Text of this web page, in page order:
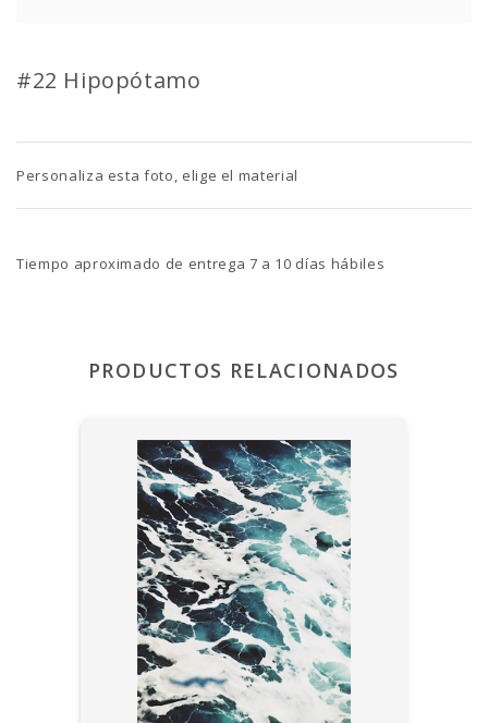
#22 Hipopótamo
Personaliza esta foto, elige el material
Tiempo aproximado de entrega 7 a 10 días hábiles
PRODUCTOS RELACIONADOS